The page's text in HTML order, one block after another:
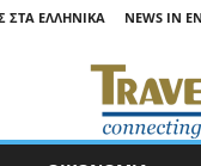
ΣΤΑ ΕΛΛΗΝΙΚΆ NEWS IN